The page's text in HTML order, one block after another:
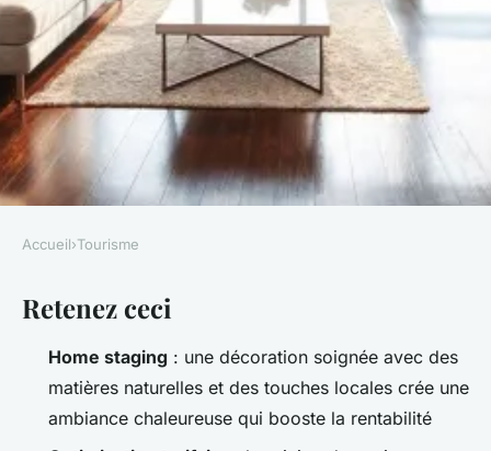
5 astuces pour une rentabilité
maximale en location courte
durée
9 min de lecture
Accueil›Tourisme
Retenez ceci
Home staging : une décoration soignée avec des
matières naturelles et des touches locales crée une
ambiance chaleureuse qui booste la rentabilité